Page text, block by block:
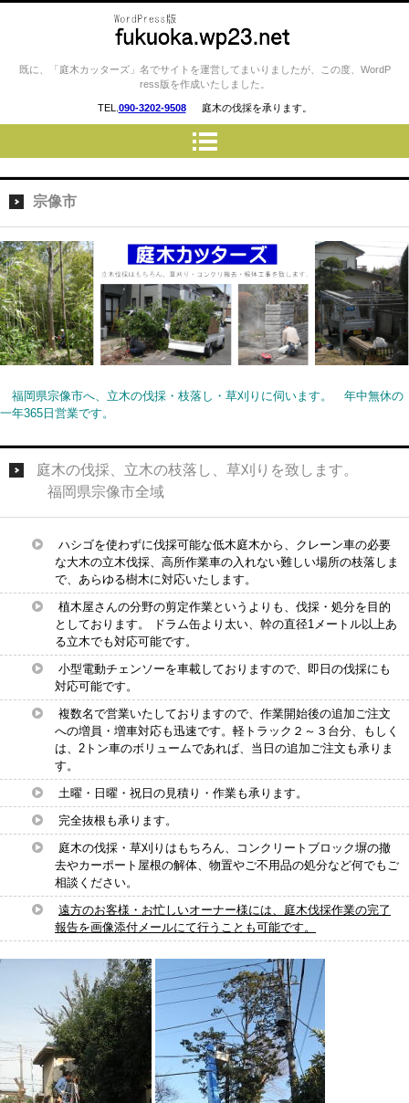
庭木カッターズ / 立木の伐採、草
刈り、コンクリート・ウッドデ
ッキの撤去、物置・プレハブ・
車庫・カーポートの解体 etc…
を承ります。 福岡市・北九州
既に、「庭木カッターズ」名でサイトを運営してまいりましたが、この度、WordP
ress版を作成いたしました。
TEL. 090-3202-9508 庭木の伐採を承ります。
宗像市
福岡県宗像市へ、立木の伐採・枝落し・草刈りに伺います。 年中無休の
一年365日営業です。
庭木の伐採、立木の枝落し、草刈りを致します。
福岡県宗像市全域
ハシゴを使わずに伐採可能な低木庭木から、クレーン車の必要
な大木の立木伐採、高所作業車の入れない難しい場所の枝落しま
で、あらゆる樹木に対応いたします。
植木屋さんの分野の剪定作業というよりも、伐採・処分を目的
としております。 ドラム缶より太い、幹の直径1メートル以上あ
る立木でも対応可能です。
小型電動チェンソーを車載しておりますので、即日の伐採にも
対応可能です。
複数名で営業いたしておりますので、作業開始後の追加ご注文
への増員・増車対応も迅速です。軽トラック２～３台分、もしく
は、2トン車のボリュームであれば、当日の追加ご注文も承りま
す。
土曜・日曜・祝日の見積り・作業も承ります。
完全抜根も承ります。
庭木の伐採・草刈りはもちろん、コンクリートブロック塀の撤
去やカーポート屋根の解体、物置やご不用品の処分など何でもご
相談ください。
遠方のお客様・お忙しいオーナー様には、庭木伐採作業の完了
報告を画像添付メールにて行うことも可能です。